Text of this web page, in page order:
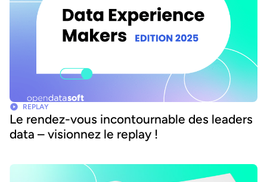
REPLAY
Le rendez-vous incontournable des leaders
data – visionnez le replay !